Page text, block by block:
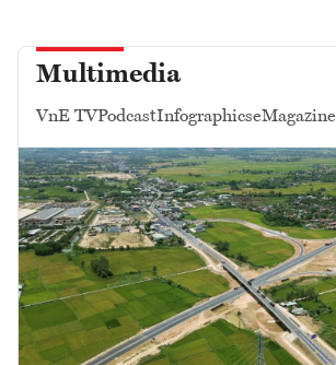
Multimedia
VnE TVPodcastInfographicseMagazine